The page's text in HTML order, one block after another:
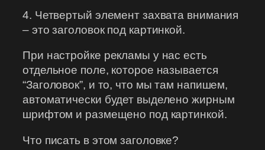
4. Четвертый элемент захвата внимания
– это заголовок под картинкой.
При настройке рекламы у нас есть
отдельное поле, которое называется
“Заголовок”, и то, что мы там напишем,
автоматически будет выделено жирным
шрифтом и размещено под картинкой.
Что писать в этом заголовке?